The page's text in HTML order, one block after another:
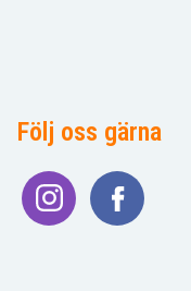
Följ oss gärna